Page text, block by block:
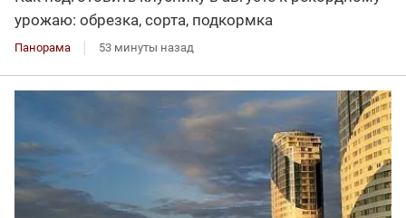
урожаю: обрезка, сорта, подкормка
Панорама 53 минуты назад